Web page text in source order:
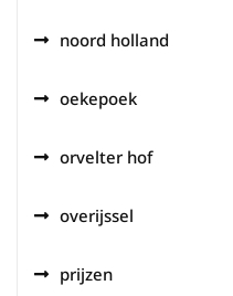
noord holland
oekepoek
orvelter hof
overijssel
prijzen